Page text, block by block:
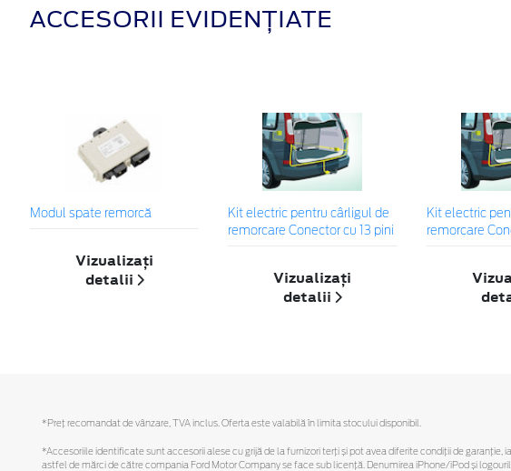
ACCESORII EVIDENȚIATE
Modul spate remorcă
Vizualizați
detalii
Kit electric pentru cârligul de
remorcare Conector cu 13 pini
Vizualizați
detalii
Kit electric
remorcare
*Preţ recomandat de vânzare, TVA inclus. Oferta este valabilă în limita stocului disponibil.
*Accesoriile identificate sunt accesorii alese cu grijă de la furnizori terți și pot avea diferite condiții de
astfel de mărci de către compania Ford Motor Company se face sub licență. Denumirea iPhone/iPod și